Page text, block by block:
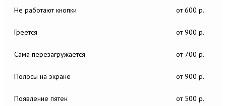
Не работают кнопки от 600 р.
Греется от 900 р.
Сама перезагружается от 700 р.
Полосы на экране от 900 р.
Появление пятен от 500 р.